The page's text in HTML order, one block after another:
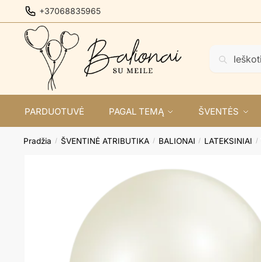
to
navigation
to
content
+37068835965
PARDUOTUVĖ PAGAL TEMĄ ŠVENTĖS
Pradžia / ŠVENTINĖ ATRIBUTIKA / BALIONAI / LATEKSINIAI /